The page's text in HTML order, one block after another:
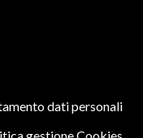
dati personali